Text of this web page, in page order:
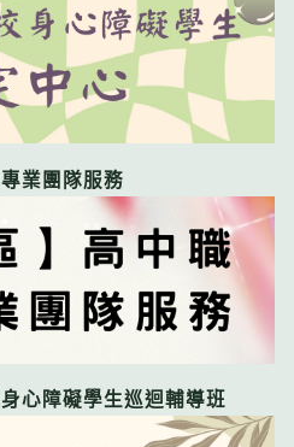
業團隊服務
心障礙學生巡迴輔導班